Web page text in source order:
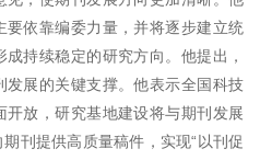
依靠编委力量，并将逐步建立统
持续稳定的研究方向。他提出，
展的关键支撑。他表示全国科技
放，研究基地建设将与期刊发展
刊提供高质量稿件，实现“以刊促